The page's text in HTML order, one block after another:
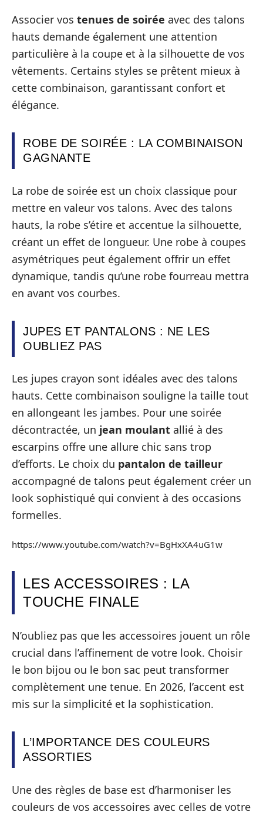
Associer vos tenues de soirée avec des talons
hauts demande également une attention
particulière à la coupe et à la silhouette de vos
vêtements. Certains styles se prêtent mieux à
cette combinaison, garantissant confort et
élégance.
ROBE DE SOIRÉE : LA COMBINAISON
GAGNANTE
La robe de soirée est un choix classique pour
mettre en valeur vos talons. Avec des talons
hauts, la robe s’étire et accentue la silhouette,
créant un effet de longueur. Une robe à coupes
asymétriques peut également offrir un effet
dynamique, tandis qu’une robe fourreau mettra
en avant vos courbes.
JUPES ET PANTALONS : NE LES
OUBLIEZ PAS
Les jupes crayon sont idéales avec des talons
hauts. Cette combinaison souligne la taille tout
en allongeant les jambes. Pour une soirée
décontractée, un jean moulant allié à des
escarpins offre une allure chic sans trop
d’efforts. Le choix du pantalon de tailleur
accompagné de talons peut également créer un
look sophistiqué qui convient à des occasions
formelles.
https://www.youtube.com/watch?v=BgHxXA4uG1w
LES ACCESSOIRES : LA
TOUCHE FINALE
N’oubliez pas que les accessoires jouent un rôle
crucial dans l’affinement de votre look. Choisir
le bon bijou ou le bon sac peut transformer
complètement une tenue. En 2026, l’accent est
mis sur la simplicité et la sophistication.
L’IMPORTANCE DES COULEURS
ASSORTIES
Une des règles de base est d’harmoniser les
couleurs de vos accessoires avec celles de votre